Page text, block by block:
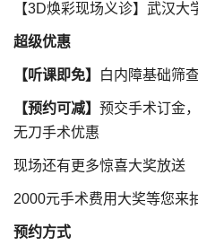
【3D焕彩现场义诊】武汉
超级优惠
【听课即免】 白内障基础筛
【预约可减】 预交手术订金
无刀手术优惠
现场还有更多惊喜大奖放送
2000元手术费用大奖等您来
预约方式